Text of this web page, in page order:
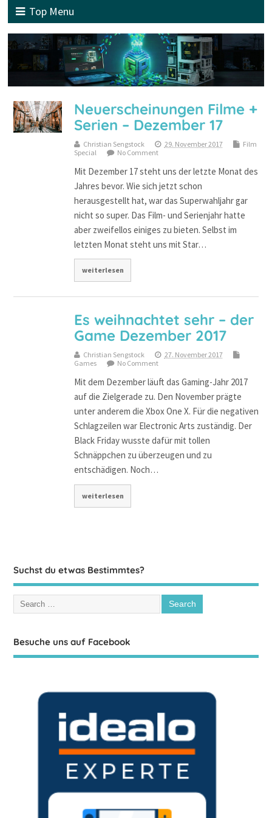
Top Menu
Neuerscheinungen Filme +
Serien – Dezember 17
Christian Sengstock 29. November 2017
Film
Special
No Comment
Mit Dezember 17 steht uns der letzte Monat des
Jahres bevor. Wie sich jetzt schon
herausgestellt hat, war das Superwahljahr gar
nicht so super. Das Film- und Serienjahr hatte
aber zweifellos einiges zu bieten. Selbst im
letzten Monat steht uns mit Star…
weiterlesen
Es weihnachtet sehr – der
Game Dezember 2017
Christian Sengstock
27. November 2017
Games
No Comment
Mit dem Dezember läuft das Gaming-Jahr 2017
auf die Zielgerade zu. Den November prägte
unter anderem die Xbox One X. Für die negativen
Schlagzeilen war Electronic Arts zuständig. Der
Black Friday wusste dafür mit tollen
Schnäppchen zu überzeugen und zu
entschädigen. Noch…
weiterlesen
Suchst du etwas Bestimmtes?
Besuche uns auf Facebook